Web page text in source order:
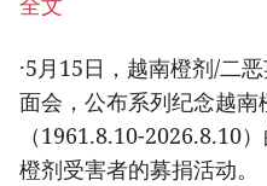
·5月15日，越南橙剂/二
面会，公布系列纪念越南
（1961.8.10-2026.8.10
橙剂受害者的募捐活动。